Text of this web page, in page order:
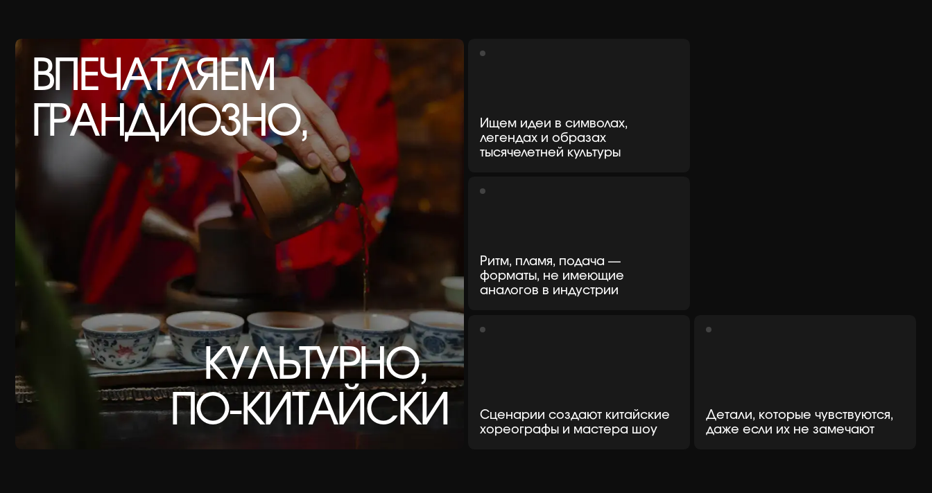
ГРАНДИОЗНО,
КУЛЬТУРНО,
ПО-КИТАЙСКИ
легендах и образах
тысячелетней культуры
Ритм, пламя, подача —
Сценарии создают китайские
хореографы и мастера шоу
Когда ищут Китай, приходят
в агентство Эthno